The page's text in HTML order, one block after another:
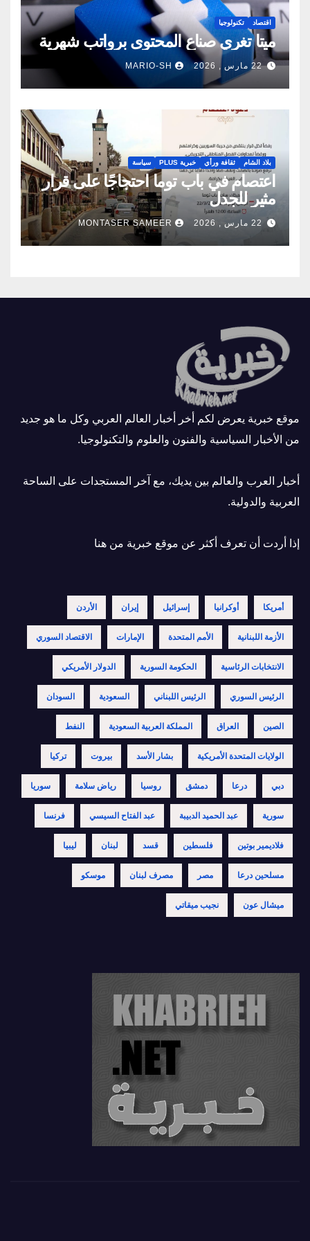
اقتصاد تكنولوجيا
ميتا تغري صناع المحتوى برواتب شهرية
22 مارس , 2026 MARIO-SH
بلاد الشام ثقافة ورأي خبرية PLUS سياسة
اعتصام في باب توما احتجاجًا على قرار
مثير للجدل
22 مارس , 2026 MONTASER SAMEER
موقع خبرية يعرض لكم أخر أخبار العالم العربي وكل ما هو جديد
من الأخبار السياسية والفنون والعلوم والتكنولوجيا.
أخبار العرب والعالم بين يديك، مع آخر المستجدات على الساحة
العربية والدولية.
إذا أردت أن تعرف أكثر عن موقع خبرية من هنا
أمريكا أوكرانيا إسرائيل إيران الأردن
الأزمة اللبنانية الأمم المتحدة الإمارات الاقتصاد السوري
الانتخابات الرئاسية الحكومة السورية الدولار الأمريكي
الرئيس السوري الرئيس اللبناني السعودية السودان
الصين العراق المملكة العربية السعودية النفط
الولايات المتحدة الأمريكية بشار الأسد بيروت تركيا
دبي درعا دمشق روسيا رياض سلامة سوريا
سورية عبد الحميد الدبيبة عبد الفتاح السيسي فرنسا
فلاديمير بوتين فلسطين قسد لبنان ليبيا
مسلحين درعا مصر مصرف لبنان موسكو
ميشال عون نجيب ميقاتي